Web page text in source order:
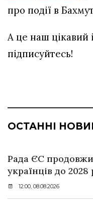
про події в
А це наш цікавий
підписуйтесь!
ОСТАННІ
Рада ЄС
українців до 2028
12:00, 08.08.2026